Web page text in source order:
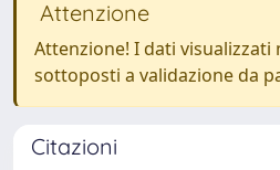
Attenzione
Attenzione! I dati visualizzati
sottoposti a validazione da
Citazioni